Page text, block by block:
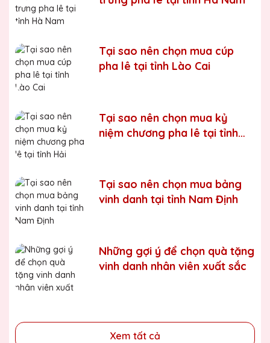
Chúng tôi luôn tuân thủ quy trình làm việc chuyên nghiệp
Kỷ niệm chương pha lê uy tín, chất lượng số một thị
trường Miền Bắc
Chúng tôi là đơn vị sản xuất trực tiếp, uy tín, giá rẻ. Nhận
sản xuất theo ý tưởng của khách hàng.
Quà tặng Biểu Trưng Pha Lê QTG cung cấp tới Quý
khách hàng thành phẩm bao gồm hộp xi lót lụa vàng,
với 2 màu lựa chọn xanh hoặc đỏ làm tăng thêm tính
trang trọng cho sản phẩm.
Sản phẩm được làm từ chất liệu pha lê vô cùng tinh tế,
sang trọng, gửi đến người nhận những ý nghĩa to lớn:
- Vinh danh cá nhân, tập thể đạt thành tích xuất sắc
cá nhân, tập thể
- Tri ân, thay lời cảm ơn gửi đến những cá nhân, tổ chức
đã cống hiến, đóng góp cho doanh nghiệp, cho cộng
đồng
Tại sao nên chọn mua cúp
pha lê tại tỉnh Lào Cai
Tại sao nên chọn mua kỷ
niệm chương pha lê tại tỉnh
Tại sao nên chọn mua bảng
vinh danh tại tỉnh Nam Định
Những gợi ý để chọn quà tặng
vinh danh nhân viên xuất sắc
Xem tất cả